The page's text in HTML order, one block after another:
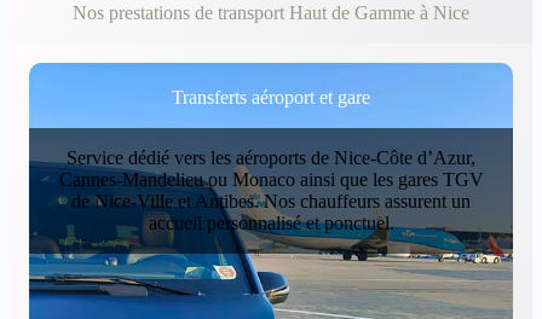
Nos prestations de transport Haut de Gamme à Nice
Transferts aéroport et gare
Service dédié vers les aéroports de Nice‑Côte d’Azur,
Cannes‑Mandelieu ou Monaco ainsi que les gares TGV
de Nice‑Ville et Antibes. Nos chauffeurs assurent un
accueil personnalisé et ponctuel.